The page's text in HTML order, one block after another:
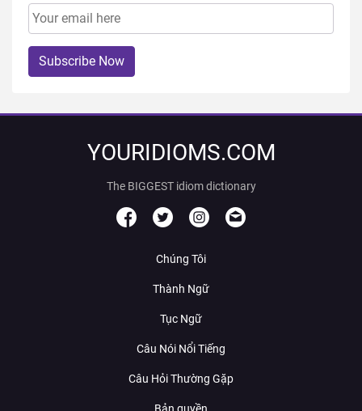
Subscribe Now
YOURIDIOMS.COM
The BIGGEST idiom dictionary
Chúng Tôi
Thành Ngữ
Tục Ngữ
Câu Nói Nổi Tiếng
Câu Hỏi Thường Gặp